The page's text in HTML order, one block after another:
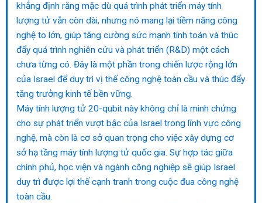
khẳng định rằng mặc dù quá trình phát triển máy tính
lượng tử vẫn còn dài, nhưng nó mang lại tiềm năng công
nghệ to lớn, giúp tăng cường sức mạnh tính toán và thúc
đẩy quá trình nghiên cứu và phát triển (R&D) một cách
chưa từng có. Đây là một phần trong chiến lược rộng lớn
của Israel để duy trì vị thế công nghệ toàn cầu và thúc đẩy
tăng trưởng kinh tế bền vững.
Máy tính lượng tử 20-qubit này không chỉ là minh chứng
cho sự phát triển vượt bậc của Israel trong lĩnh vực công
nghệ, mà còn là cơ sở quan trọng cho việc xây dựng cơ
sở hạ tầng máy tính lượng tử quốc gia. Sự hợp tác giữa
chính phủ, học viện và ngành công nghiệp sẽ giúp Israel
duy trì được lợi thế cạnh tranh trong cuộc đua công nghệ
toàn cầu.